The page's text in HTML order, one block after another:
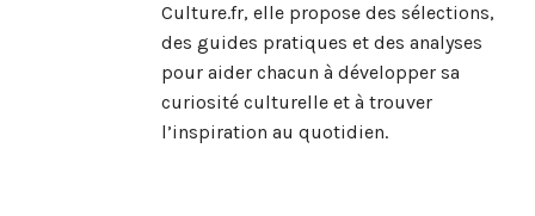
Culture.fr, elle propose des sélections,
des guides pratiques et des analyses
pour aider chacun à développer sa
curiosité culturelle et à trouver
l’inspiration au quotidien.